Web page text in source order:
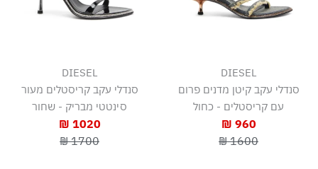
DIESEL
סנדלי עקב קיטן מדנים פרום
עם קריסטלים - כחול
960 ₪
1600 ₪
DIESEL
סנדלי עקב קריסטלים מעור
סינטטי מבריק - שחור
1020 ₪
1700 ₪